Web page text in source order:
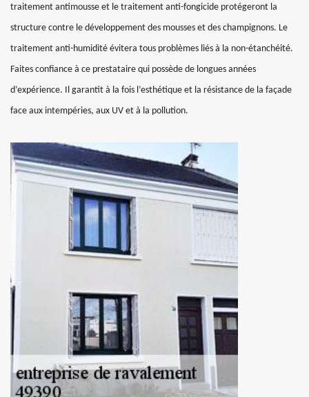
traitement antimousse et le traitement anti-fongicide protégeront la
structure contre le développement des mousses et des champignons. Le
traitement anti-humidité évitera tous problèmes liés à la non-étanchéité.
Faites confiance à ce prestataire qui possède de longues années
d’expérience. Il garantit à la fois l’esthétique et la résistance de la façade
face aux intempéries, aux UV et à la pollution.